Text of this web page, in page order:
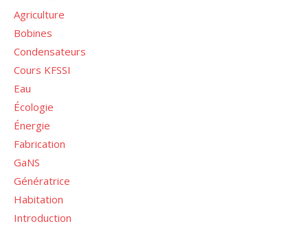
Agriculture
Bobines
Condensateurs
Cours KFSSI
Eau
Écologie
Énergie
Fabrication
GaNS
Génératrice
Habitation
Introduction